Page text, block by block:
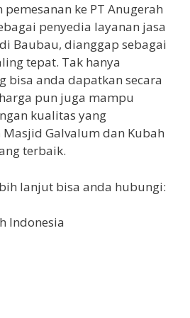
ke PT Anugerah
penyedia layanan jasa
Baubau, dianggap sebagai
tepat. Tak hanya
bisa anda dapatkan secara
pun juga mampu
kualitas yang
Galvalum dan Kubah
terbaik.
lanjut bisa anda hubungi:
Indonesia